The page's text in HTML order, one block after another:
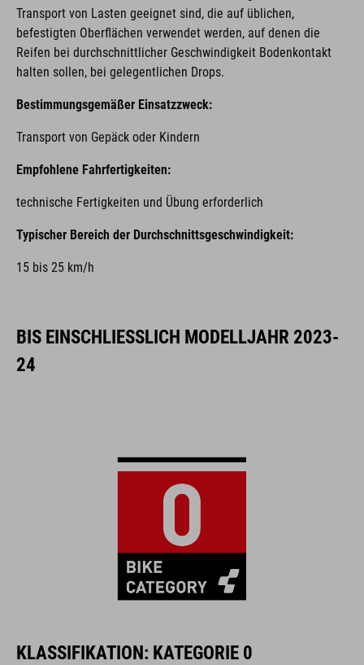
Transport von Lasten geeignet sind, die auf üblichen,
befestigten Oberflächen verwendet werden, auf denen die
Reifen bei durchschnittlicher Geschwindigkeit Bodenkontakt
halten sollen, bei gelegentlichen Drops.
Bestimmungsgemäßer Einsatzzweck:
Transport von Gepäck oder Kindern
Empfohlene Fahrfertigkeiten:
technische Fertigkeiten und Übung erforderlich
Typischer Bereich der Durchschnittsgeschwindigkeit:
15 bis 25 km/h
BIS EINSCHLIESSLICH MODELLJAHR 2023-
24
KLASSIFIKATION: KATEGORIE 0